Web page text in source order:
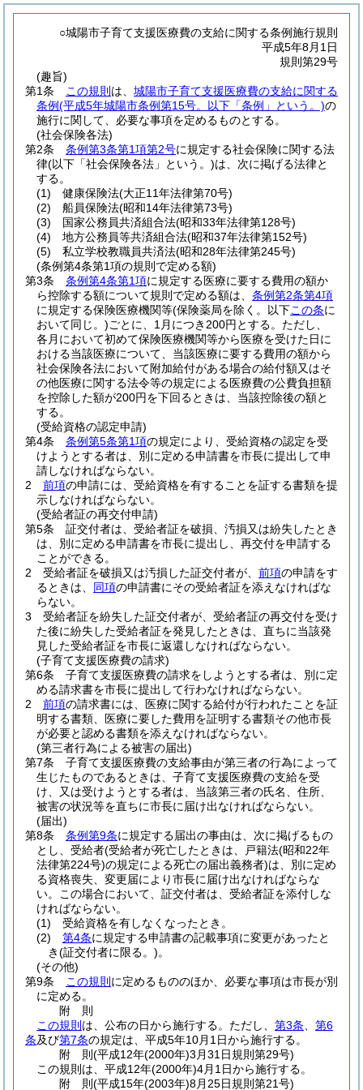
○城陽市子育て支援医療費の支給に関する条例施行規則
平成5年8月1日
規則第29号
(趣旨)
第1条
この規則 は、 城陽市子育て支援医療費の支給に関する
条例(平成5年城陽市条例第15号。以下「条例」という。)の
施行に関して、必要な事項を定めるものとする。
(社会保険各法)
第2条
条例第3条第1項第2号に規定する社会保険に関する法
律(以下「社会保険各法」という。)は、次に掲げる法律と
する。
(1)
健康保険法(大正11年法律第70号)
(2)
船員保険法(昭和14年法律第73号)
(3)
国家公務員共済組合法(昭和33年法律第128号)
(4)
地方公務員等共済組合法(昭和37年法律第152号)
(5)
私立学校教職員共済法(昭和28年法律第245号)
(条例第4条第1項の規則で定める額)
第3条
条例第4条第1項に規定する医療に要する費用の額か
ら控除する額について規則で定める額は、 条例第2条第4項
に規定する保険医療機関等(保険薬局を除く。以下この条に
おいて同じ。)ごとに、1月につき200円とする。 ただし、
各月において初めて保険医療機関等から医療を受けた日に
おける当該医療について、当該医療に要する費用の額から
社会保険各法において附加給付がある場合の給付額又はそ
の他医療に関する法令等の規定による医療費の公費負担額
を控除した額が200円を下回るときは、当該控除後の額と
する。
(受給資格の認定申請)
第4条
条例第5条第1項の規定により、受給資格の認定を受
けようとする者は、別に定める申請書を市長に提出して申
請しなければならない。
2
前項の申請には、受給資格を有することを証する書類を提
示しなければならない。
(受給者証の再交付申請)
第5条
証交付者は、受給者証を破損、汚損又は紛失したとき
は、別に定める申請書を市長に提出し、再交付を申請する
ことができる。
2
受給者証を破損又は汚損した証交付者が、 前項の申請をす
るときは、 同項の申請書にその受給者証を添えなければな
らない。
3
受給者証を紛失した証交付者が、受給者証の再交付を受け
た後に紛失した受給者証を発見したときは、直ちに当該発
見した受給者証を市長に返還しなければならない。
(子育て支援医療費の請求)
第6条
子育て支援医療費の請求をしようとする者は、別に定
める請求書を市長に提出して行わなければならない。
2
前項の請求書には、医療に関する給付が行われたことを証
明する書類、医療に要した費用を証明する書類その他市長
が必要と認める書類を添えなければならない。
(第三者行為による被害の届出)
第7条
子育て支援医療費の支給事由が第三者の行為によって
生じたものであるときは、子育て支援医療費の支給を受
け、又は受けようとする者は、当該第三者の氏名、住所、
被害の状況等を直ちに市長に届け出なければならない。
(届出)
第8条
条例第9条に規定する届出の事由は、次に掲げるもの
とし、受給者(受給者が死亡したときは、戸籍法(昭和22年
法律第224号)の規定による死亡の届出義務者)は、別に定め
る資格喪失、変更届により市長に届け出なければならな
い。
この場合において、証交付者は、受給者証を添付しな
ければならない。
(1)
受給資格を有しなくなったとき。
(2)
第4条に規定する申請書の記載事項に変更があったと
き(証交付者に限る。)。
(その他)
第9条
この規則 に定めるもののほか、必要な事項は市長が別
に定める。
附 則
この規則 は、公布の日から施行する。 ただし、 第3条
第6
条及び第7条の規定は、平成5年10月1日から施行する。
附 則(平成12年(2000年)3月31日規則第29号)
この規則は、平成12年(2000年)4月1日から施行する。
附 則(平成15年(2003年)8月25日規則第21号)